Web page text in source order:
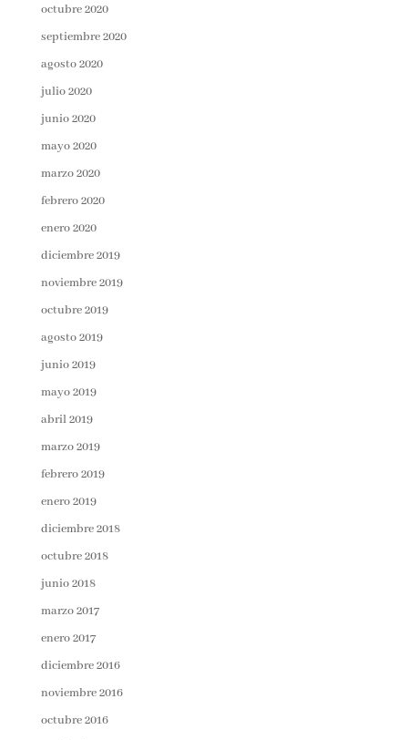
octubre 2020
septiembre 2020
agosto 2020
julio 2020
junio 2020
mayo 2020
marzo 2020
febrero 2020
enero 2020
diciembre 2019
noviembre 2019
octubre 2019
agosto 2019
junio 2019
mayo 2019
abril 2019
marzo 2019
febrero 2019
enero 2019
diciembre 2018
octubre 2018
junio 2018
marzo 2017
enero 2017
diciembre 2016
noviembre 2016
octubre 2016